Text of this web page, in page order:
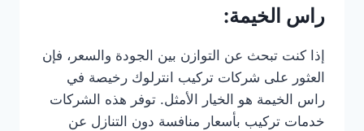
راس الخيمة:
إذا كنت تبحث عن التوازن بين الجودة والسعر، فإن
العثور على شركات تركيب انترلوك رخيصة في
راس الخيمة هو الخيار الأمثل. توفر هذه الشركات
خدمات تركيب بأسعار منافسة دون التنازل عن